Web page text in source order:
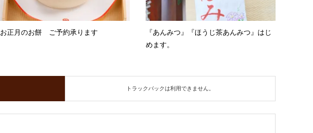
お正月のお餅 ご予約承ります
『あんみつ』『ほうじ茶あんみつ』はじ
めます。
トラックバックは利用できません。